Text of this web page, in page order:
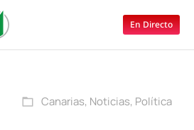
En Directo
Canarias, Noticias, Política